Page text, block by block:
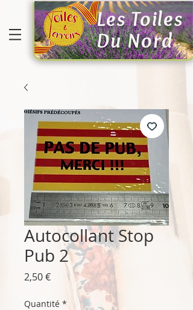
Les Toiles
Du Nord
Autocollant Stop
Pub 2
2,50 €Prix
Quantité *